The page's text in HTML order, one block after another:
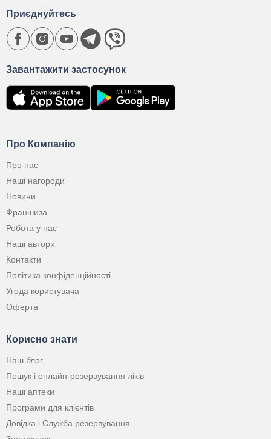
Про Компанію
Про нас
Наші нагороди
Новини
Франшиза
Робота у нас
Наші автори
Контакти
Політика конфіденційності
Угода користувача
Оферта
Корисно знати
Наш блог
Пошук і онлайн-резервування ліків
Наші аптеки
Програми для клієнтів
Довідка і Служба резервування
Завантажити застосунок
Приєднуйтесь